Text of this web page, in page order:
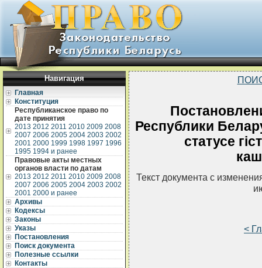
Навигация
Главная
Конституция
Республиканское право по
дате принятия
2013 2012 2011 2010 2009 2008
2007 2006 2005 2004 2003 2002
2001 2000 1999 1998 1997 1996
1995 1994 и ранее
Правовые акты местных
органов власти по датам
2013 2012 2011 2010 2009 2008
2007 2006 2005 2004 2003 2002
2001 2000 и ранее
Архивы
Кодексы
Законы
Указы
Постановления
Поиск документа
Полезные ссылки
Контакты
Республики
статусе
Текст документа с
<